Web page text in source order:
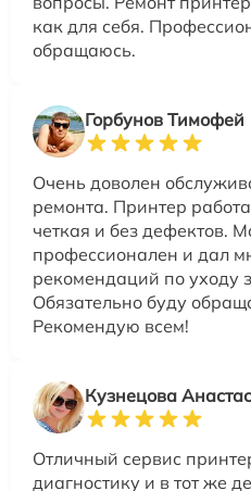
как для себя.
обращаюсь.
Горбунов Тимофей
Очень доволен
ремонта. Принтер
четкая и без дефектов.
профессионален и дал
рекомендаций по уходу
Обязательно буду
Рекомендую всем!
Кузнецова
Отличный сервис
диагностику и в тот же